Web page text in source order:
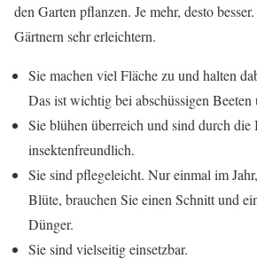
den Garten pflanzen. Je mehr, desto
Gärtnern sehr erleichtern.
Sie machen viel Fläche zu und halten
Das ist wichtig bei abschüssigen Beeten
Sie blühen überreich und sind durch die
insektenfreundlich.
Sie sind pflegeleicht. Nur einmal im
Blüte, brauchen Sie einen Schnitt und
Dünger.
Sie sind vielseitig einsetzbar.